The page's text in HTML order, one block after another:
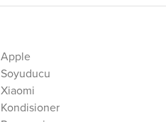
Apple
Soyuducu
Xiaomi
Kondisioner